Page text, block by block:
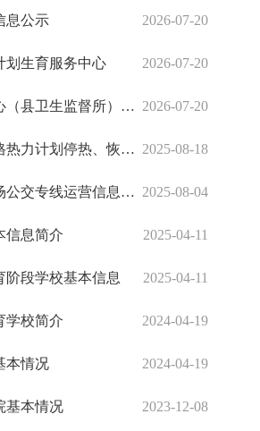
息公示 2026-07-20
划生育服务中心 2026-07-20
县疾病预防控制中心（县卫生监督所）简介 2026-07-20
巴里坤县2025年双格热力计划停热、恢复供热及抄表计划情况说明信息公示 2025-08-18
巴里坤镇至大河机场公交专线运营信息公示 2025-08-04
信息简介 2025-04-11
阶段学校基本信息 2025-04-11
学校简介 2024-04-19
本情况 2024-04-19
基本情况​ 2023-12-08